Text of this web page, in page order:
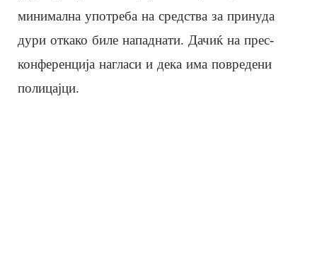
минимална употреба на средства за принуда
дури откако биле нападнати. Дачиќ на прес-
конференција нагласи и дека има повредени
полицајци.